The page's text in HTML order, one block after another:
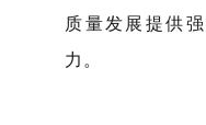
质量发展提供
力。